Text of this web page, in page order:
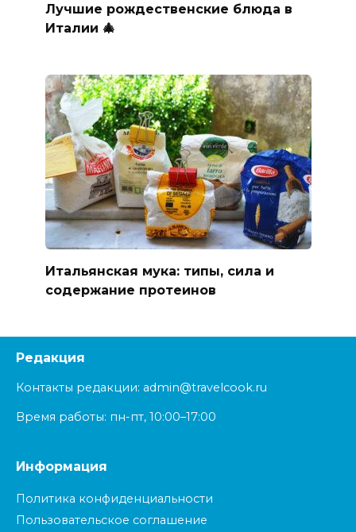
Лучшие рождественские блюда в
Италии 🎄
Итальянская мука: типы, сила и
содержание протеинов
Редакция
Контакты редакции: admin@travelcook.ru
Время работы: пн-пт, 10:00–17:00
Информация
Политика конфиденциальности
Пользовательское соглашение